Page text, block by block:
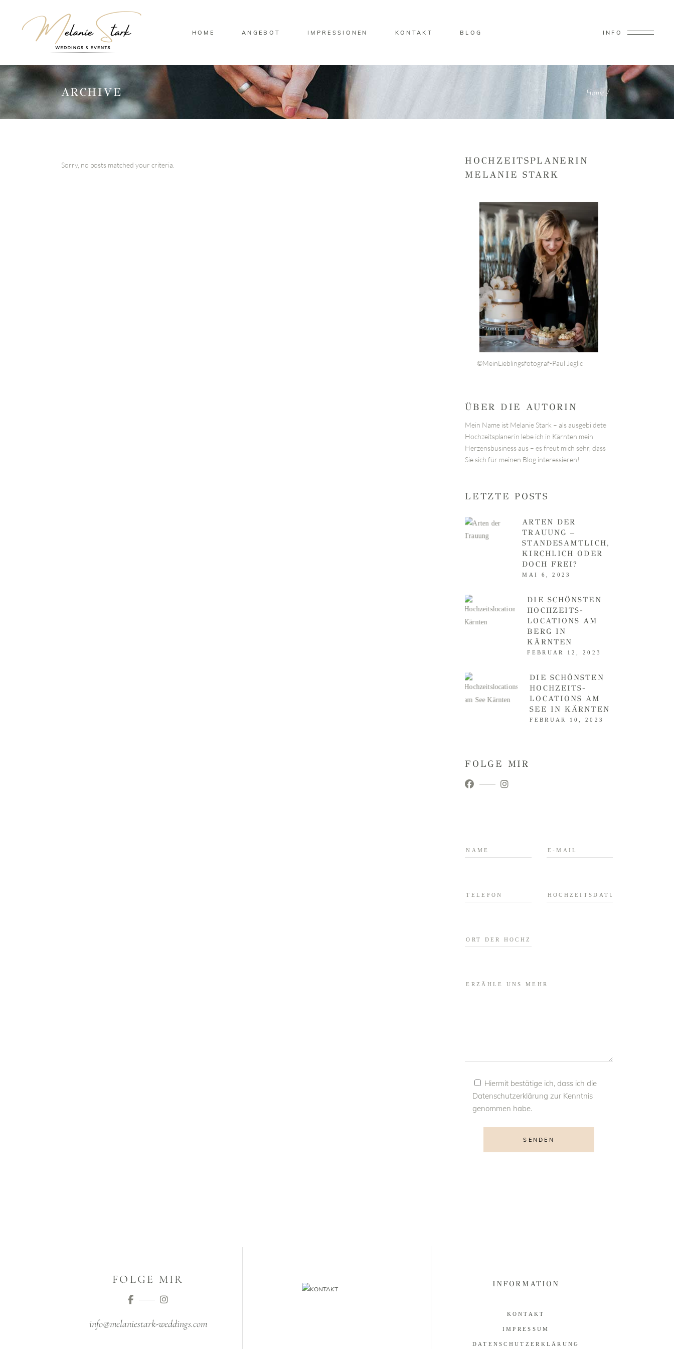
HOME ANGEBOT IMPRESSIONEN KONTAKT BLOG INFO
ARCHIVE Home/
Sorry, no posts matched your criteria.
HOCHZEITSPLANERIN
MELANIE STARK
©MeinLieblingsfotograf-Paul Jeglic
ÜBER DIE AUTORIN
Mein Name ist Melanie Stark – als ausgebildete
Hochzeitsplanerin lebe ich in Kärnten mein
Herzensbusiness aus – es freut mich sehr, dass
Sie sich für meinen Blog interessieren!
LETZTE POSTS
ARTEN DER
TRAUUNG –
STANDESAMTLICH,
KIRCHLICH ODER
DOCH FREI?
MAI 6, 2023
DIE SCHÖNSTEN
HOCHZEITS­
LOCATIONS AM
BERG IN
KÄRNTEN
FEBRUAR 12, 2023
DIE SCHÖNSTEN
HOCHZEITS­
LOCATIONS AM
SEE IN KÄRNTEN
FEBRUAR 10, 2023
FOLGE MIR
Hiermit bestätige ich, dass ich die
Datenschutzerklärung zur Kenntnis
genommen habe.
SENDEN
FOLGE MIR
info@melaniestark-weddings.com
INFORMATION
KONTAKT
IMPRESSUM
DATENSCHUTZERKLÄRUNG